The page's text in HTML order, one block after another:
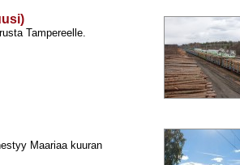
Tampereelle.
Maariaa kuuran